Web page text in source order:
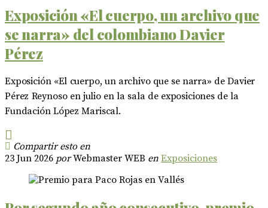
Exposición «El cuerpo, un archivo que
se narra» del colombiano Davier
Pérez
Exposición «El cuerpo, un archivo que se narra» de Davier
Pérez Reynoso en julio en la sala de exposiciones de la
Fundación López Mariscal.
Compartir esto en
23 Jun 2026 porWebmaster WEB en Exposiciones